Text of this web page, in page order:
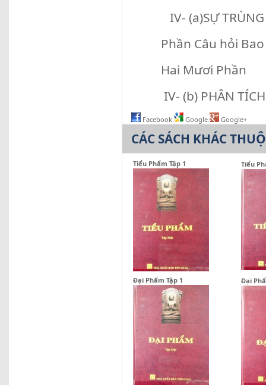
IV- (a)SỰ TRÙNG
Phần Câu hỏi Bao
Hai Mươi Phần
IV- (b) PHÂN TÍCH
Facebook Google Google+
CÁC SÁCH KHÁC
Tiểu Phẩm Tập 1 Tiểu
Đại Phẩm Tập 1 Đại